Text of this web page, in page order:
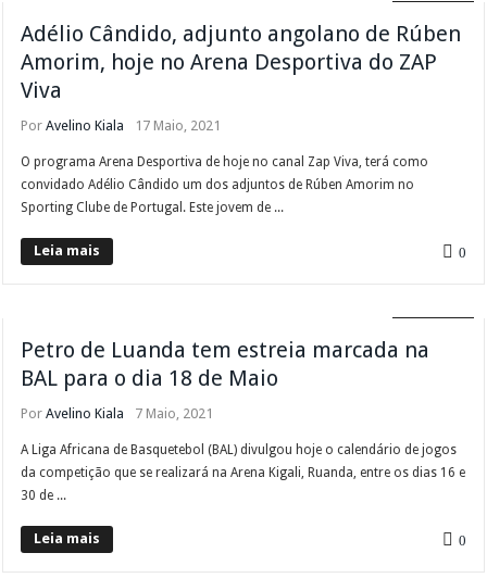
Adélio Cândido, adjunto angolano de Rúben
Amorim, hoje no Arena Desportiva do ZAP
Viva
PorAvelino Kiala 17 Maio, 2021
O programa Arena Desportiva de hoje no canal Zap Viva, terá como
convidado Adélio Cândido um dos adjuntos de Rúben Amorim no
Sporting Clube de Portugal. Este jovem de ...
Leia mais 0
Petro de Luanda tem estreia marcada na
BAL para o dia 18 de Maio
PorAvelino Kiala 7 Maio, 2021
A Liga Africana de Basquetebol (BAL) divulgou hoje o calendário de jogos
da competição que se realizará na Arena Kigali, Ruanda, entre os dias 16 e
30 de ...
Leia mais 0